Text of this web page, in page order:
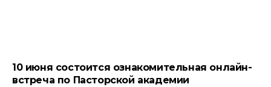
10 июня состоится ознакомительная онлайн-
встреча по Пасторской академии